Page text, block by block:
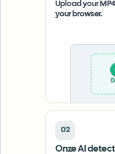
Upload your
your browser.
02
Onze AI